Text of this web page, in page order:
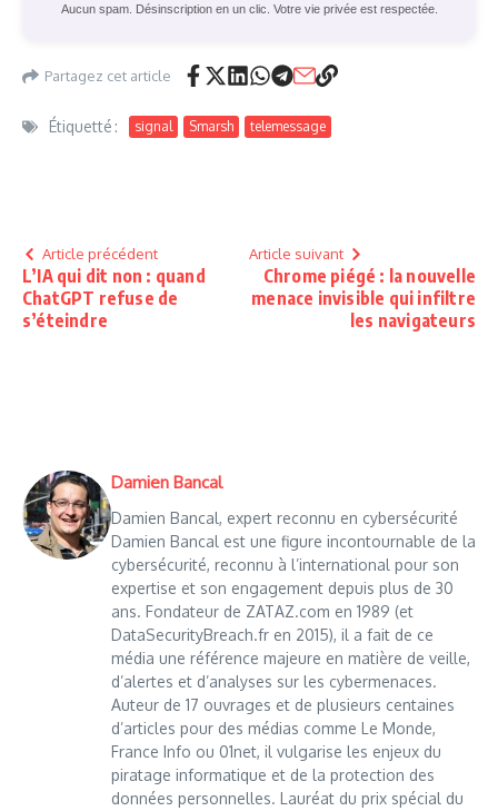
Aucun spam. Désinscription en un clic. Votre vie privée est respectée.
Partagez cet article
Étiquetté : signal Smarsh telemessage
Article précédent
L’IA qui dit non : quand
ChatGPT refuse de
s’éteindre
Article suivant
Chrome piégé : la nouvelle
menace invisible qui infiltre
les navigateurs
Damien Bancal
Damien Bancal, expert reconnu en cybersécurité
Damien Bancal est une figure incontournable de la
cybersécurité, reconnu à l’international pour son
expertise et son engagement depuis plus de 30
ans. Fondateur de ZATAZ.com en 1989 (et
DataSecurityBreach.fr en 2015), il a fait de ce
média une référence majeure en matière de veille,
d’alertes et d’analyses sur les cybermenaces.
Auteur de 17 ouvrages et de plusieurs centaines
d’articles pour des médias comme Le Monde,
France Info ou 01net, il vulgarise les enjeux du
piratage informatique et de la protection des
données personnelles. Lauréat du prix spécial du